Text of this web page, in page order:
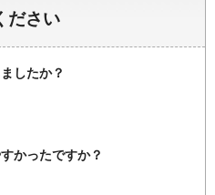
ださい
したか？
かったですか？